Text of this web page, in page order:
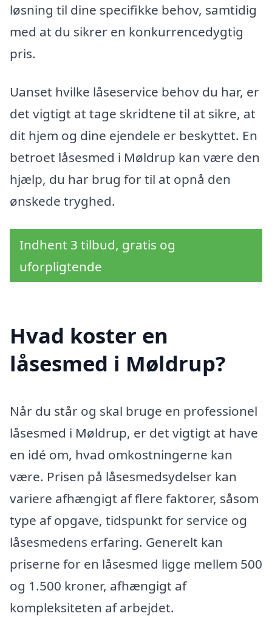
løsning til dine specifikke behov, samtidig
med at du sikrer en konkurrencedygtig
pris.
Uanset hvilke låseservice behov du har, er
det vigtigt at tage skridtene til at sikre, at
dit hjem og dine ejendele er beskyttet. En
betroet låsesmed i Møldrup kan være den
hjælp, du har brug for til at opnå den
ønskede tryghed.
Indhent 3 tilbud, gratis og
uforpligtende
Hvad koster en
låsesmed i Møldrup?
Når du står og skal bruge en professionel
låsesmed i Møldrup, er det vigtigt at have
en idé om, hvad omkostningerne kan
være. Prisen på låsesmedsydelser kan
variere afhængigt af flere faktorer, såsom
type af opgave, tidspunkt for service og
låsesmedens erfaring. Generelt kan
priserne for en låsesmed ligge mellem 500
og 1.500 kroner, afhængigt af
kompleksiteten af arbejdet.